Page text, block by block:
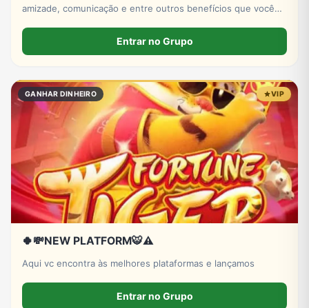
amizade, comunicação e entre outros benefícios que você
Entrar no Grupo
GANHAR DINHEIRO VIP
🍀💸NEW PLATFORM🐯⚠️
Aqui vc encontra às melhores plataformas e lançamos
Entrar no Grupo